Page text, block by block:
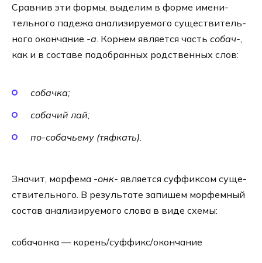
Сравнив эти фор­мы, выде­лим в фор­ме име­ни­
тель­но­го паде­жа ана­ли­зи­ру­е­мо­го суще­стви­тель­
но­го окон­ча­ние -а . Корнем явля­ет­ся часть собач-
как и в соста­ве подо­бран­ных род­ствен­ных слов:
собачка;
собачий лай;
по-собачьему (тяф­кать).
Значит, мор­фе­ма -онк- явля­ет­ся суф­фик­сом суще­
стви­тель­но­го. В резуль­та­те запи­шем мор­фем­ный
состав ана­ли­зи­ру­е­мо­го сло­ва в виде схе­мы:
собачонка — корень/суффикс/окончание